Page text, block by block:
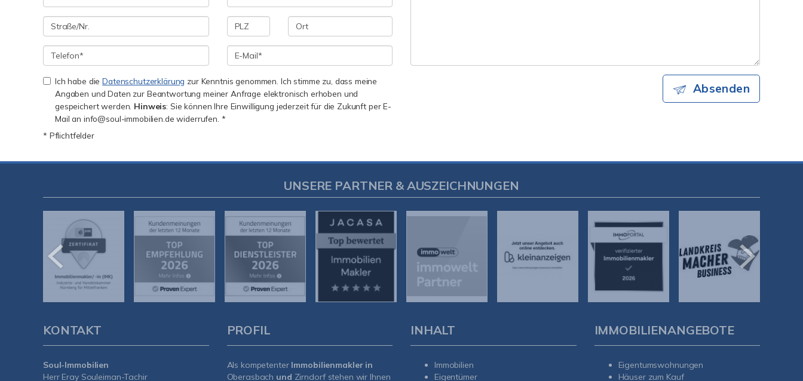
Ich habe dieDatenschutzerklärung zur Kenntnis genommen. Ich stimme zu, dass meine
Angaben und Daten zur Beantwortung meiner Anfrage elektronisch erhoben und
gespeichert werden. Hinweis: Sie können Ihre Einwilligung jederzeit für die Zukunft per E-
Mail an info@soul-immobilien.de widerrufen. *
* Pflichtfelder
Absenden
UNSERE PARTNER & AUSZEICHNUNGEN
KONTAKT
Soul-Immobilien
Herr Eray Souleiman-Tachir
PROFIL
Als kompetenter Immobilienmakler in
Oberasbach und Zirndorf stehen wir Ihnen
INHALT
Immobilien
Eigentümer
IMMOBILIENANGEBOTE
Eigentumswohnungen
Häuser zum Kauf
Kundenbewertungen und Erfahrungen zu
SEHR GUT